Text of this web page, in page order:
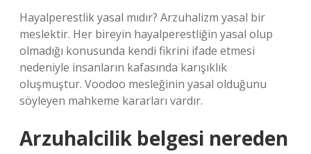
Hayalperestlik yasal mıdır? Arzuhalizm yasal bir
meslektir. Her bireyin hayalperestliğin yasal olup
olmadığı konusunda kendi fikrini ifade etmesi
nedeniyle insanların kafasında karışıklık
oluşmuştur. Voodoo mesleğinin yasal olduğunu
söyleyen mahkeme kararları vardır.
Arzuhalcilik belgesi nereden